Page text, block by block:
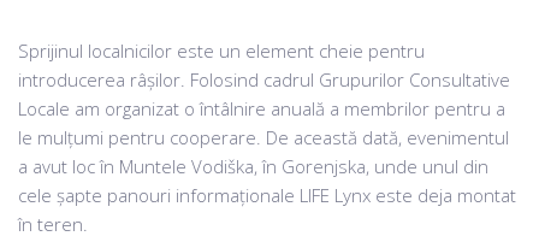
Sprijinul localnicilor este un element cheie pentru
introducerea râșilor. Folosind cadrul Grupurilor Consultative
Locale am organizat o întâlnire anuală a membrilor pentru a
le mulțumi pentru cooperare. De această dată, evenimentul
a avut loc în Muntele Vodiška, în Gorenjska, unde unul din
cele șapte panouri informaționale LIFE Lynx este deja montat
în teren.